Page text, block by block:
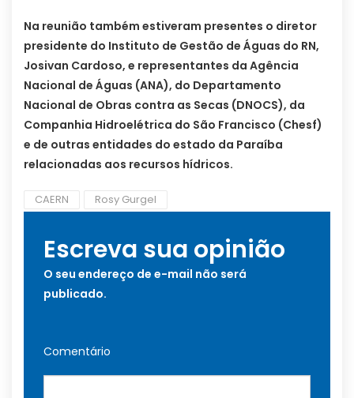
Na reunião também estiveram presentes o diretor
presidente do Instituto de Gestão de Águas do RN,
Josivan Cardoso, e representantes da Agência
Nacional de Águas (ANA), do Departamento
Nacional de Obras contra as Secas (DNOCS), da
Companhia Hidroelétrica do São Francisco (Chesf)
e de outras entidades do estado da Paraíba
relacionadas aos recursos hídricos.
CAERN Rosy Gurgel
Escreva sua opinião
O seu endereço de e-mail não será
publicado.
Comentário